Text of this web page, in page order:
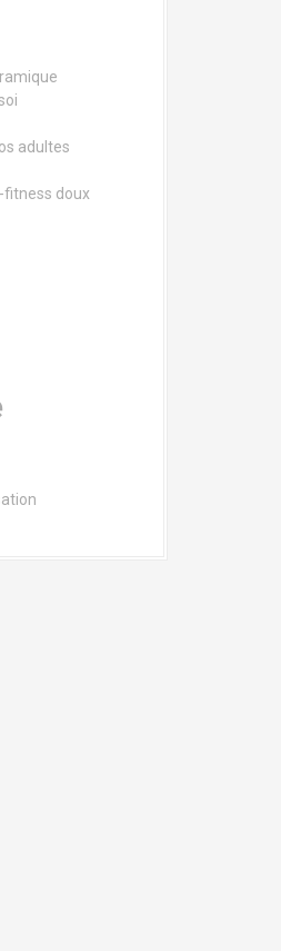
adultes
fitness doux